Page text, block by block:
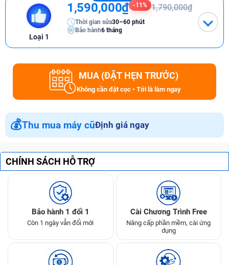
Loại 1
1,590,000₫ -11% 1,790,000₫
Thời gian sửa30–60 phút
Bảo hành6 tháng
MUA (ĐẶT HẸN TRƯỚC)
Không cần đặt cọc • Tới là làm ngay
💰Thu mua máy cũĐịnh giá ngay
CHÍNH SÁCH HỖ TRỢ
Bảo hành 1 đổi 1
Còn 1 ngày vẫn đổi mới
Cài Chương Trình Free
Nâng cấp phần mềm, cài ứng
dụng